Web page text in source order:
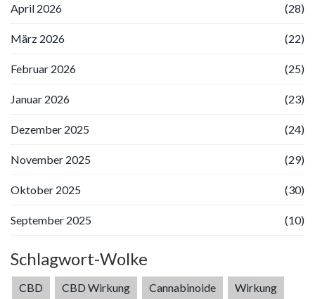
April 2026 (28)
März 2026 (22)
Februar 2026 (25)
Januar 2026 (23)
Dezember 2025 (24)
November 2025 (29)
Oktober 2025 (30)
September 2025 (10)
Schlagwort-Wolke
CBD CBD Wirkung Cannabinoide Wirkung